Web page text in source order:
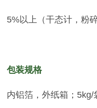
5%以上（干态计，粉
包装规格
内铝箔，外纸箱；5kg/